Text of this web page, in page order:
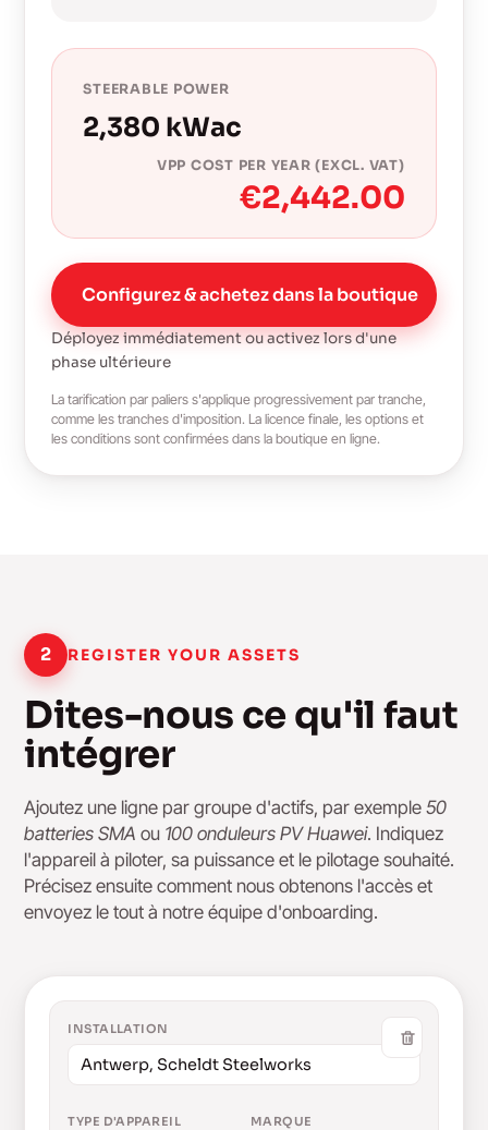
STEERABLE POWER
2,380 kWac
VPP COST PER YEAR (EXCL. VAT)
€2,442.00
Configurez & achetez dans la boutique
Déployez immédiatement ou activez lors d'une
phase ultérieure
La tarification par paliers s'applique progressivement par tranche,
comme les tranches d'imposition. La licence finale, les options et
les conditions sont confirmées dans la boutique en ligne.
2 REGISTER YOUR ASSETS
Dites-nous ce qu'il faut
intégrer
Ajoutez une ligne par groupe d'actifs, par exemple50
batteries SMA ou 100 onduleurs PV Huawei. Indiquez
l'appareil à piloter, sa puissance et le pilotage souhaité.
Précisez ensuite comment nous obtenons l'accès et
envoyez le tout à notre équipe d'onboarding.
INSTALLATION
TYPE D'APPAREIL MARQUE